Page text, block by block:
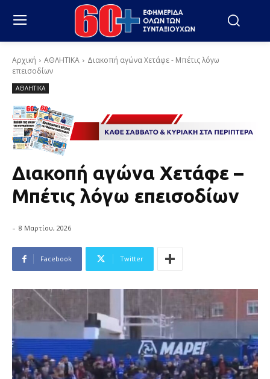
Αρχική ΑΘΛΗΤΙΚΑ
Διακοπή αγώνα Χετάφε - Μπέτις λόγω
επεισοδίων
ΑΘΛΗΤΙΚΑ
Διακοπή αγώνα Χετάφε –
Μπέτις λόγω επεισοδίων
- 8 Μαρτίου, 2026
Facebook Twitter